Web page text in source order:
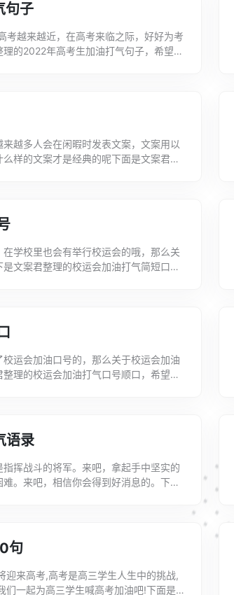
句子
考越来越近，在高考来临之际，好好为考
的2022年高考生加油打气句子，希望可
越多人会在闲暇时发表文案，文案用以
样的文案才是经典的呢下面是文案君收
学校里也会有举行校运会的哦，那么关
文案君整理的校运会加油打气简短口
运会加油口号的，那么关于校运会加油
理的校运会加油打气口号顺口，希望可
语录
挥战斗的将军。来吧，拿起手中坚实的
。来吧，相信你会得到好消息的。下面
句
迎来高考,高考是高三学生人生中的挑战,
一起为高三学生喊高考加油吧!下面是文